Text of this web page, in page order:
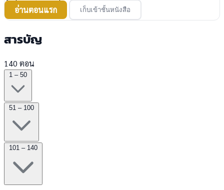
อ่านตอนแรก
เก็บเข้าชั้นหนังสือ
สารบัญ
140 ตอน
1 – 50
51 – 100
101 – 140